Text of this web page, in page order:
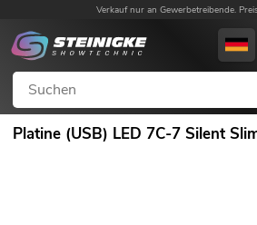
Verkauf nur an Gewerbetreibende.
Platine (USB) LED 7C-7 Silent